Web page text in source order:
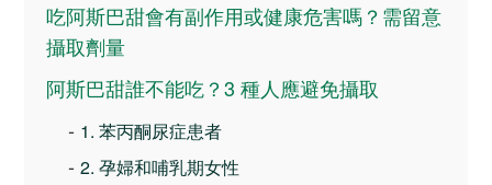
吃阿斯巴甜會有副作用或健康危害嗎？需留意
攝取劑量
阿斯巴甜誰不能吃？3 種人應避免攝取
- 1. 苯丙酮尿症患者
- 2. 孕婦和哺乳期女性